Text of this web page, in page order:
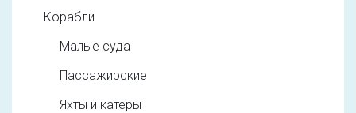
Корабли
Малые суда
Пассажирские
Яхты и катеры